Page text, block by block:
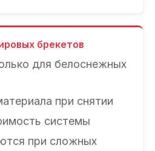
брекетов
для белоснежных
при снятии
системы
при сложных